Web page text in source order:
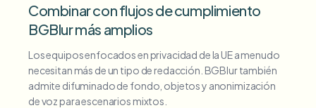
Combinar con flujos de cumplimiento
BGBlur más amplios
Los equipos enfocados en privacidad de la UE a menudo
necesitan más de un tipo de redacción. BGBlur también
admite difuminado de fondo, objetos y anonimización
de voz para escenarios mixtos.